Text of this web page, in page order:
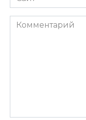
Комментарий